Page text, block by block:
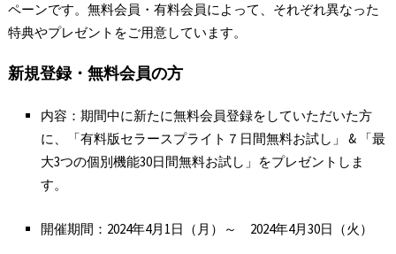
ペーンです。無料会員・有料会員によって、それぞれ異なった
特典やプレゼントをご用意しています。
新規登録・無料会員の方
内容：期間中に新たに無料会員登録をしていただいた方
に、「有料版セラースプライト７日間無料お試し」 & 「最
大3つの個別機能30日間無料お試し」をプレゼントしま
す。
開催期間：2024年4月1日（月）～ 2024年4月30日（火）